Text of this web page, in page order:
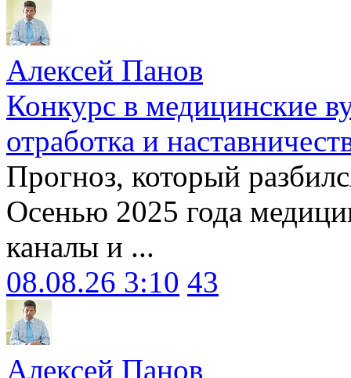
Алексей Панов
Конкурс в медицинские
отработка и
Прогноз, который
Осенью 2025 года
каналы и ...
08.08.26 3:10 43
Алексей Панов